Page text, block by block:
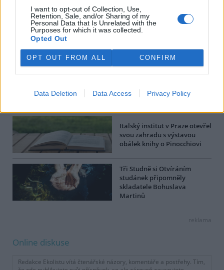
I want to opt-out of Collection, Use,
Retention, Sale, and/or Sharing of my
Personal Data that Is Unrelated with the
Purposes for which it was collected.
Opted Out
OPT OUT FROM ALL CONFIRM
Data Deletion Data Access Privacy Policy
BEZK využívá agenturní zpravodajství ČTK, která si vyhrazuje
veškerá práva. Publikování nebo další šíření obsahu ze zdrojů ČTK
je výslovně zakázáno bez předchozího písemného souhlasu ze
strany ČTK.
Dále čtěte |
tradici klimatických lázní
Italský institut v Praze otevřel
svou zahradu s výstavou
obálek knihy o Pinocchiovi
Tři Studně si Otvíráním
studánek připomněly
skladatele Bohuslava
Martinů
reklama
Online diskuse
Redakce Ekolistu vítá čtenářské názory, komentáře a postřehy. Tím,